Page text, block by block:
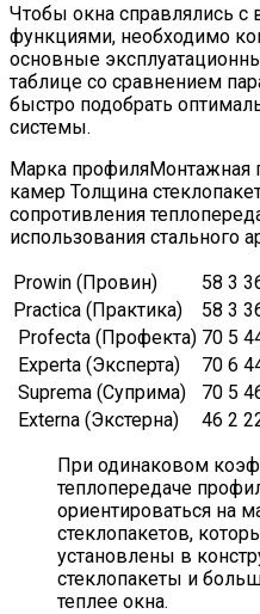
Чтобы окна справлялись
функциями, необходимо
основные
таблице со сравнением
быстро подобрать
системы.
Марка профиляМонтажная
камер Толщина
сопротивления
использования стального
Prowin (Провин)
58 3
Practica (Практика)
58 3
Profecta (Профекта) 70 5
Experta (Эксперта)
70 6
Suprema (Суприма)
70 5
Externa (Экстерна)
46 2
При одинаковом
теплопередаче
ориентироваться на
стеклопакетов,
установлены в
стеклопакеты и
теплее окна.